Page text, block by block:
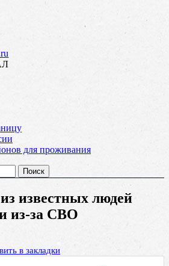
для проживания
известных людей
из-за СВО
в закладки